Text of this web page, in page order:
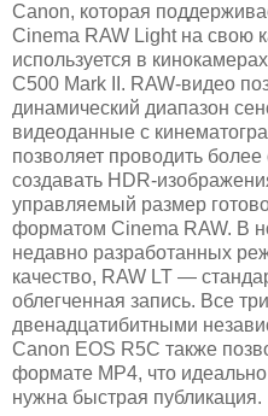
Canon, которая
Cinema RAW Light на свою
используется в
C500 Mark II. RAW-видео
динамический диапазон
видеоданные с
позволяет проводить
создавать HDR-
управляемый размер
форматом Cinema RAW. В
недавно разработанных
качество, RAW LT —
облегченная запись. Все
двенадцатибитными
Canon EOS R5C также
формате MP4, что
нужна быстрая публикация.